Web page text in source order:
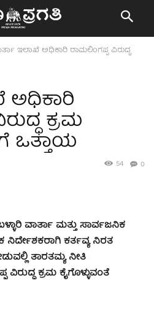
ಇಲಾಖೆ ಅಧಿಕಾರಿ ರಾಮಲಿಂಗಪ್ಪ ವಿರುದ್ಧ
ಅಧಿಕಾರಿ
ಕ್ರಮ
ಒತ್ತಾಯ
0
54
ವಾರ್ತಾ ಮತ್ತು ಸಾರ್ವಜನಿಕ
ಕರ್ತವ್ಯ ನಿರತ
ತಾರತಮ್ಯ ನೀತಿ
ಕ್ರಮ ಕೈಗೊಳ್ಳುವಂತೆ